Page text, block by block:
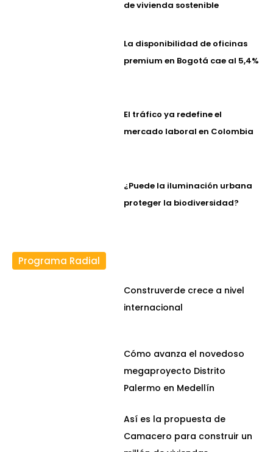
de vivienda sostenible
La disponibilidad de oficinas
premium en Bogotá cae al 5,4%
El tráfico ya redefine el
mercado laboral en Colombia
¿Puede la iluminación urbana
proteger la biodiversidad?
Programa Radial
Construverde crece a nivel
internacional
Cómo avanza el novedoso
megaproyecto Distrito
Palermo en Medellín
Así es la propuesta de
Camacero para construir un